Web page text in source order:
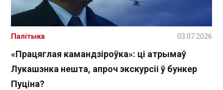
«Працяглая камандзіроўка»: ці атрымаў
Лукашэнка нешта, апроч экскурсіі ў бункер
Пуціна?
Палітыка 03.07.2026